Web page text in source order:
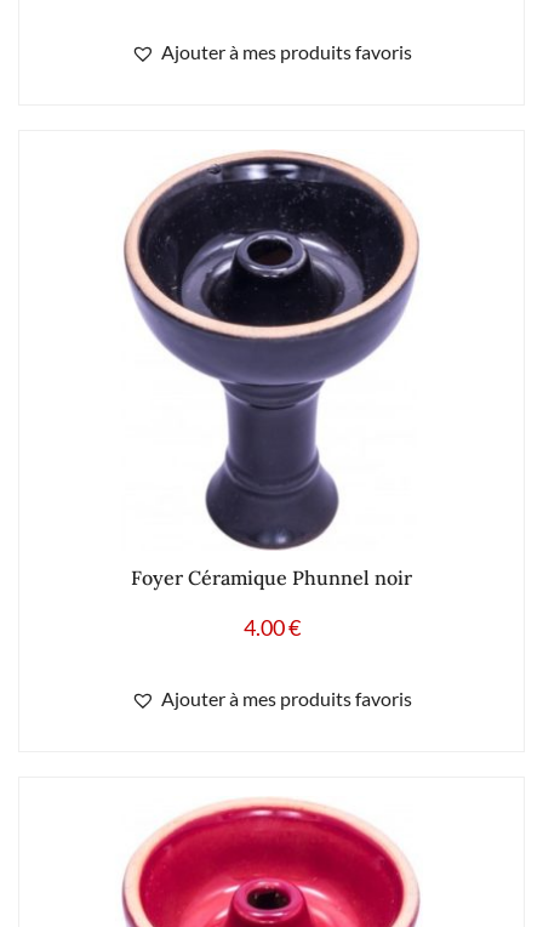
Ajouter à mes produits favoris
Foyer Céramique Phunnel noir
4.00€
Ajouter à mes produits favoris